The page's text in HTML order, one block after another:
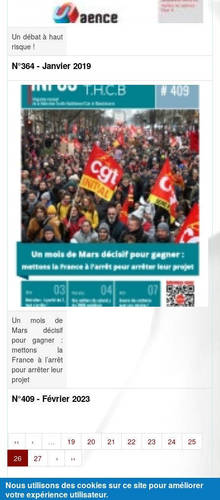
Un débat à haut
risque !
N°364 - Janvier 2019
Un mois de
Mars décisif
pour gagner :
mettons la
France à l’arrêt
pour arrêter leur
projet
N°409 - Février 2023
‹‹ ‹ … 19 20 21 22 23 24
25
26
27 › ››
Nous utilisons des cookies sur ce site pour améliorer
votre expérience utilisateur.